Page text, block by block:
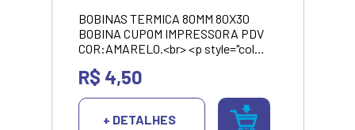
BOBINAS TERMICA 80MM 80X30
BOBINA CUPOM IMPRESSORA PDV
COR:AMARELO.<br> <p style="color:
APRESENTANDO SOMENTE NO
R$ 4,50
+ DETALHES